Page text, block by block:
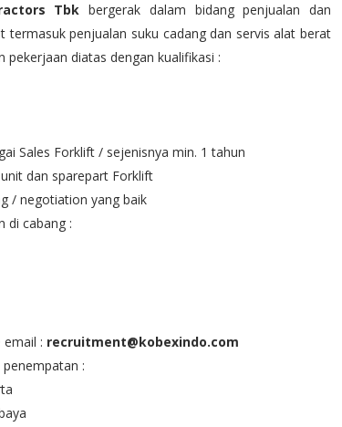
Tbk bergerak dalam bidang penjualan dan
termasuk penjualan suku cadang dan servis alat berat
pekerjaan diatas dengan kualifikasi :
Sales Forklift / sejenisnya min. 1 tahun
dan sparepart Forklift
/ negotiation yang baik
di cabang :
email : recruitment@kobexindo.com
: